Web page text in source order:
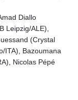
Diallo
Leipzig/ALE),
(Crystal
ITA), Bazoumana
Nicolas Pépé